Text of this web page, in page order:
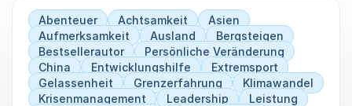
Abenteuer Achtsamkeit
Asien
Aufmerksamkeit
Ausland
Bergsteigen
Bestsellerautor
Persönliche Veränderung
China
Entwicklungshilfe
Extremsport
Gelassenheit
Grenzerfahrung
Klimawandel
Krisenmanagement
Leadership
Leistung